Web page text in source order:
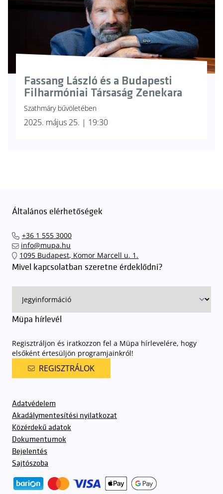
Fassang László és a Budapesti
Filharmóniai Társaság Zenekara
Szathmáry bűvöletében
2025. május 25. | 19:30
Általános elérhetőségek
+36 1 555 3000
info@mupa.hu
1095 Budapest, Komor Marcell u. 1.
Mivel kapcsolatban szeretne érdeklődni?
Müpa hírlevél
Regisztráljon és iratkozzon fel a Müpa hírlevelére, hogy
elsőként értesüljön programjainkról!
REGISZTRÁLOK
Adatvédelem
Akadálymentesítési nyilatkozat
Közérdekű adatok
Dokumentumok
Bejelentés
Sajtószoba